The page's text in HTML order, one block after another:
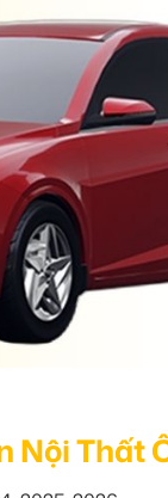
Nội Thất